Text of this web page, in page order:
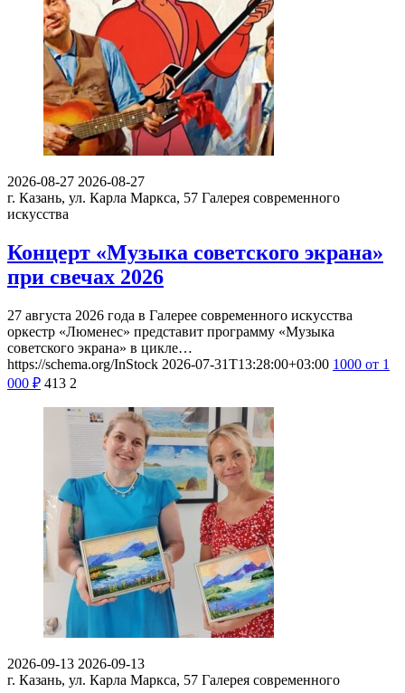
2026-08-27 2026-08-27
г. Казань, ул. Карла Маркса, 57 Галерея современного
искусства
Концерт «Музыка советского экрана»
при свечах 2026
27 августа 2026 года в Галерее современного искусства
оркестр «Люменес» представит программу «Музыка
советского экрана» в цикле…
https://schema.org/InStock 2026-07-31T13:28:00+03:00 1000 от 1
000 ₽ 413 2
2026-09-13 2026-09-13
г. Казань, ул. Карла Маркса, 57 Галерея современного